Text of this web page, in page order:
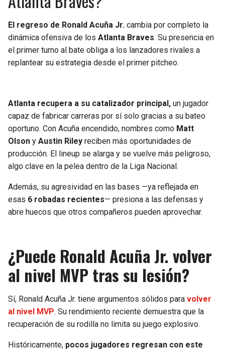
El regreso de Ronald Acuña Jr. cambia por completo la
dinámica ofensiva de los Atlanta Braves. Su presencia en
el primer turno al bate obliga a los lanzadores rivales a
replantear su estrategia desde el primer pitcheo.
Atlanta recupera a su catalizador principal, un jugador
capaz de fabricar carreras por sí solo gracias a su bateo
oportuno. Con Acuña encendido, nombres como Matt
Olson y Austin Riley reciben más oportunidades de
producción. El lineup se alarga y se vuelve más peligroso,
algo clave en la pelea dentro de la Liga Nacional.
Además, su agresividad en las bases —ya reflejada en
esas 6 robadas recientes— presiona a las defensas y
abre huecos que otros compañeros pueden aprovechar.
¿Puede Ronald Acuña Jr. volver
al nivel MVP tras su lesión?
Sí, Ronald Acuña Jr. tiene argumentos sólidos para volver
al nivel MVP. Su rendimiento reciente demuestra que la
recuperación de su rodilla no limita su juego explosivo.
Históricamente, pocos jugadores regresan con este